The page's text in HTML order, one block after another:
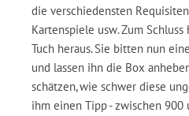
die verschiedensten
Kartenspiele usw. Zum
Tuch heraus. Sie bitten nun
und lassen ihn die Box
schätzen, wie schwer diese
ihm einen Tipp - zwischen 900